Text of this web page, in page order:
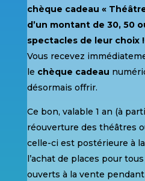
chèque cadeau «
d’un montant de 30, 50
spectacles de leur choix !
Vous recevez
le chèque cadeau
désormais offrir.
Ce bon, valable 1 an (à
réouverture des théâtres
celle-ci est postérieure à
l’achat de places pour
ouverts à la vente